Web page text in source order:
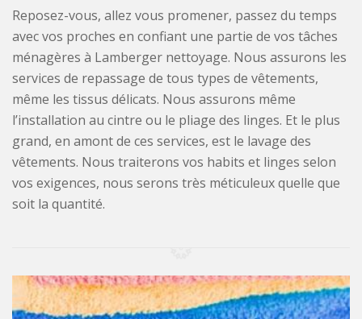
Reposez-vous, allez vous promener, passez du temps
avec vos proches en confiant une partie de vos tâches
ménagères à Lamberger nettoyage. Nous assurons les
services de repassage de tous types de vêtements,
même les tissus délicats. Nous assurons même
l’installation au cintre ou le pliage des linges. Et le plus
grand, en amont de ces services, est le lavage des
vêtements. Nous traiterons vos habits et linges selon
vos exigences, nous serons très méticuleux quelle que
soit la quantité.